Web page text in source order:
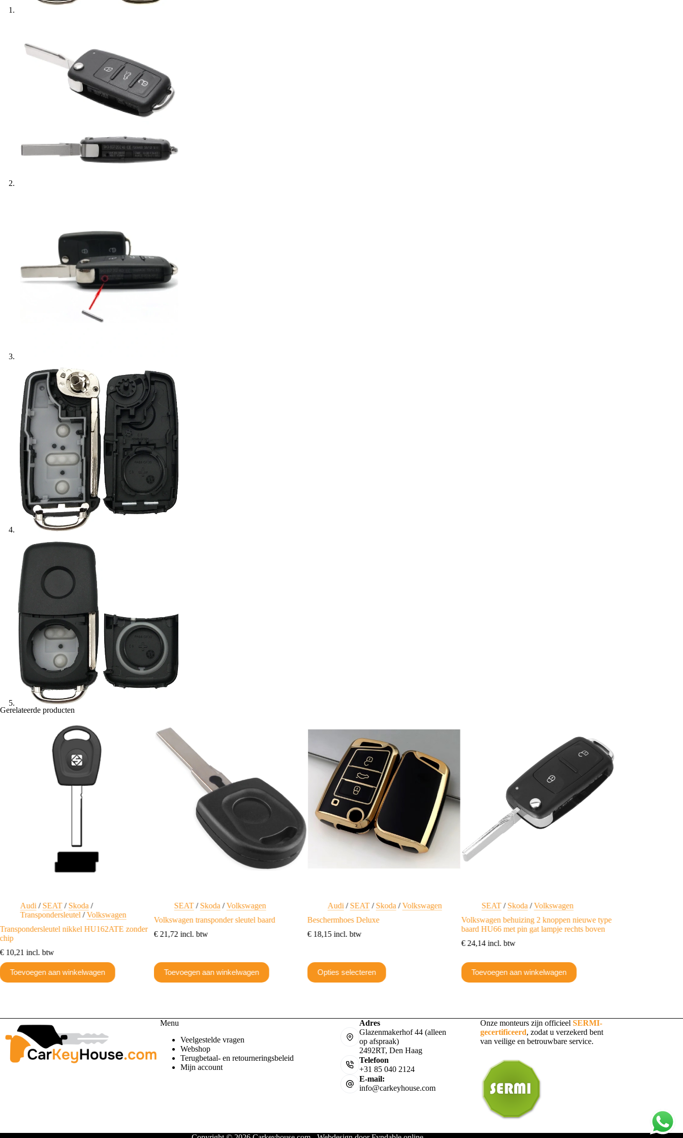
Gerelateerde producten
Audi /SEAT/Skoda /
Transpondersleutel /Volkswagen
Transpondersleutel nikkel HU162ATE zonder
chip
€ 10,21 incl. btw
Toevoegen aan winkelwagen
SEAT/Skoda /Volkswagen
Volkswagen transponder sleutel baard
€21,72 incl. btw
Toevoegen aan winkelwagen
Audi /SEAT/Skoda /Volkswagen
Beschermhoes Deluxe
€18,15incl. btw
Opties selecteren
Dit
product
heeft
optie
SEAT/Skoda /Volkswagen
Volkswagen behuizing 2 knoppen nieuwe type
baard HU66 met pin gat lampje rechts boven
€24,14incl. btw
Toevoegen aan winkelwagen
Menu
Veelgestelde vragen
Webshop
Terugbetaal- en retourneringsbeleid
Mijn account
Adres
Glazenmakerhof 44 (alleen
op afspraak)
2492RT, Den Haag
Telefoon
+31 85 040 2124
E-mail:
info@carkeyhouse.com
Onze monteurs zijn officieel SERMI-
gecertificeerd, zodat u verzekerd bent
van veilige en betrouwbare service.